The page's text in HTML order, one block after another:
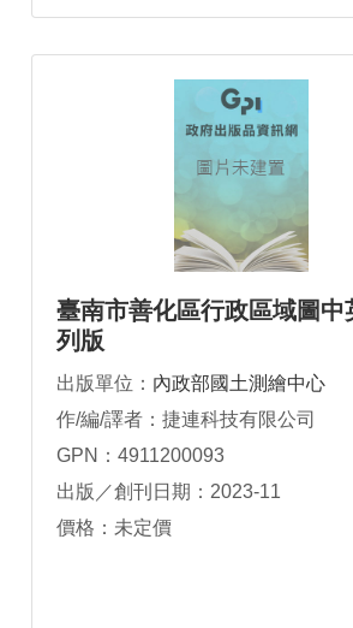
臺南市善化區行政區域圖中
列版
出版單位： 內政部國土測繪中心
作/編/譯者：捷連科技有限公司
GPN：4911200093
出版／創刊日期：2023-11
價格：未定價